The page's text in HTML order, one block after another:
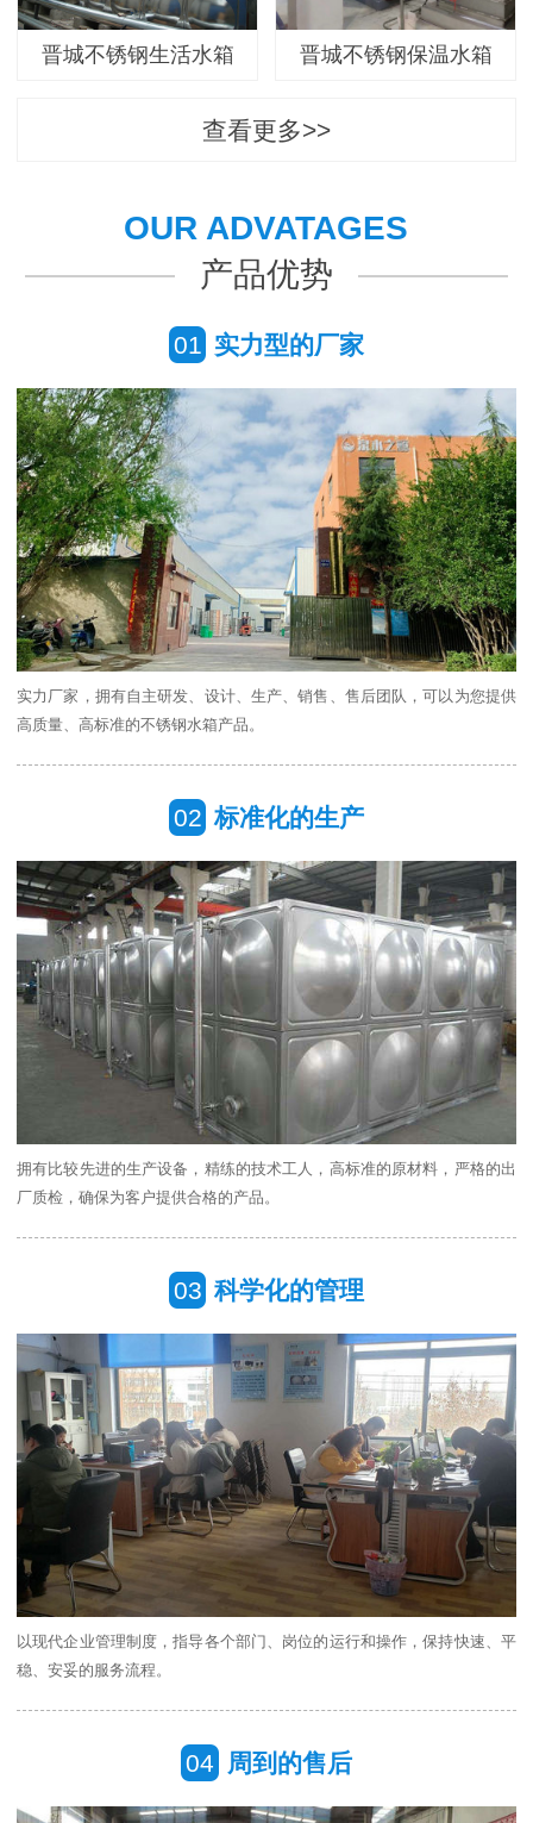
晋城不锈钢生活水箱 晋城不锈钢保温水箱
查看更多>>
OUR ADVATAGES
产品优势
01 实力型的厂家
实力厂家，拥有自主研发、设计、生产、销售、售后团队，可以为您提供
高质量、高标准的不锈钢水箱产品。
02 标准化的生产
拥有比较先进的生产设备，精练的技术工人，高标准的原材料，严格的出
厂质检，确保为客户提供合格的产品。
03 科学化的管理
以现代企业管理制度，指导各个部门、岗位的运行和操作，保持快速、平
稳、安妥的服务流程。
04 周到的售后